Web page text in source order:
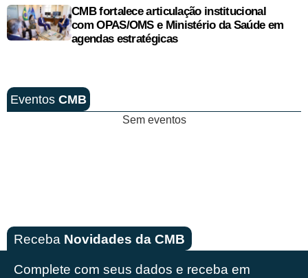
CMB fortalece articulação institucional
com OPAS/OMS e Ministério da Saúde em
agendas estratégicas
Eventos CMB
Sem eventos
Receba Novidades da CMB
Complete com seus dados e receba em